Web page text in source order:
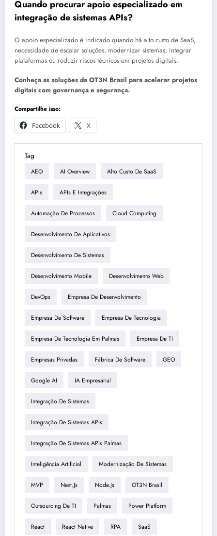
Quando procurar apoio especializado em
integração de sistemas APIs?
O apoio especializado é indicado quando há alto custo de SaaS,
necessidade de escalar soluções, modernizar sistemas, integrar
plataformas ou reduzir riscos técnicos em projetos digitais.
Conheça as soluções da OT3N Brasil para acelerar projetos
digitais com governança e segurança.
Compartilhe isso:
Facebook
X
Tag
AEO AI Overview Alto Custo De SaaS
APIs APIs E Integrações
Automação De Processos Cloud Computing
Desenvolvimento De Aplicativos
Desenvolvimento De Sistemas
Desenvolvimento Mobile Desenvolvimento Web
DevOps Empresa De Desenvolvimento
Empresa De Software Empresa De Tecnologia
Empresa De Tecnologia Em Palmas Empresa De TI
Empresas Privadas Fábrica De Software GEO
Google AI IA Empresarial
Integração De Sistemas
Integração De Sistemas APIs
Integração De Sistemas APIs Palmas
Inteligência Artificial Modernização De Sistemas
MVP Next.js Node.js OT3N Brasil
Outsourcing De TI Palmas Power Platform
React React Native RPA SaaS